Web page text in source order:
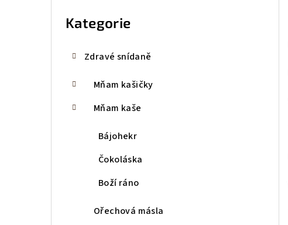
Přeskočit
kategorie
Kategorie
Zdravé snídaně
Mňam kašičky
Mňam kaše
Bájohekr
Čokoláska
Boží ráno
Ořechová másla